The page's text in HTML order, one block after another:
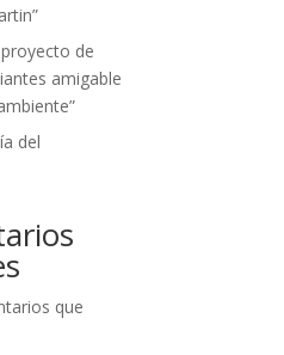
de
amigable
del
que